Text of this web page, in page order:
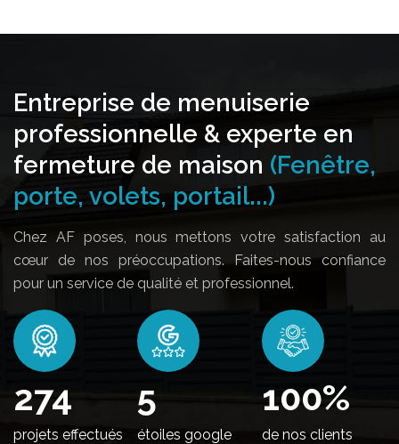
Entreprise de menuiserie
professionnelle & experte en
fermeture de maison (Fenêtre,
porte, volets, portail...)
Chez AF poses, nous mettons votre satisfaction au
cœur de nos préoccupations. Faites-nous confiance
pour un service de qualité et professionnel.
336
projets effectués
5
étoiles google
100%
de nos clients